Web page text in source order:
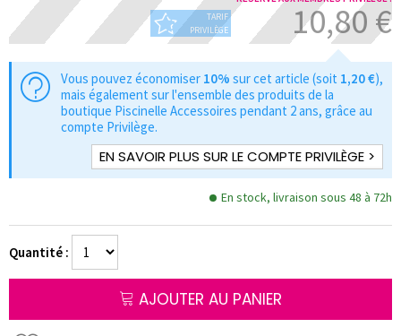
TARIF
PRIVILÈGE
10,80 €
Vous pouvez économiser 10% sur cet article (soit 1,20 €),
mais également sur l'ensemble des produits de la
boutique Piscinelle Accessoires pendant 2 ans, grâce au
compte Privilège.
EN SAVOIR PLUS SUR LE COMPTE PRIVILÈGE >
En stock, livraison sous 48 à 72h
Quantité :
AJOUTER AU PANIER